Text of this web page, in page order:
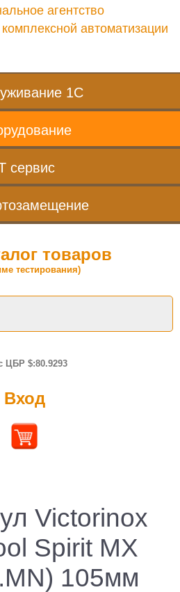
агентство
автоматизации
1С
сервис
товаров
тестирования)
ЦБР $:80.9293
Вход
Victorinox
Spirit MX
105мм